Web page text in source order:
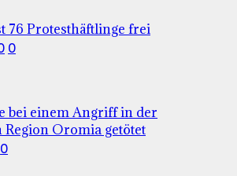
76 Protesthäftlinge frei
0
bei einem Angriff in der
Region Oromia getötet
0